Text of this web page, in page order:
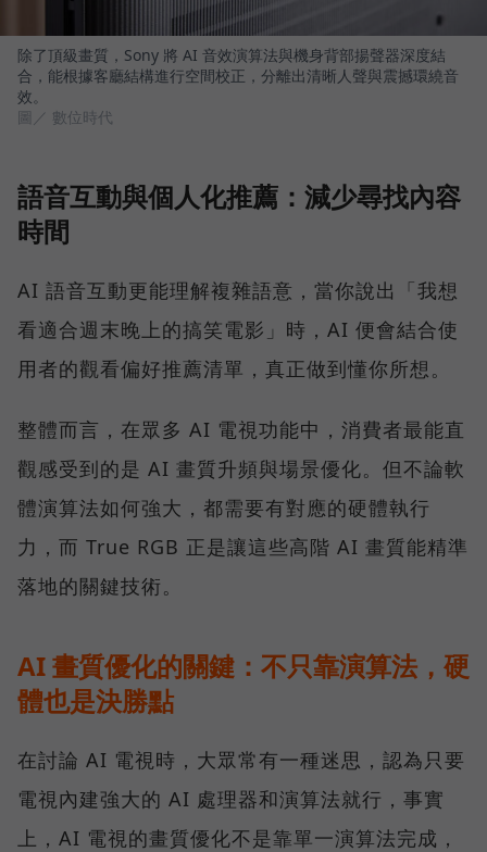
除了頂級畫質，Sony 將 AI 音效演算法與機身背部揚聲器深度結
合，能根據客廳結構進行空間校正，分離出清晰人聲與震撼環繞音
效。
圖／ 數位時代
語音互動與個人化推薦：減少尋找內容
時間
AI 語音互動更能理解複雜語意，當你說出「我想
看適合週末晚上的搞笑電影」時，AI 便會結合使
用者的觀看偏好推薦清單，真正做到懂你所想。
整體而言，在眾多 AI 電視功能中，消費者最能直
觀感受到的是 AI 畫質升頻與場景優化。但不論軟
體演算法如何強大，都需要有對應的硬體執行
力，而 True RGB 正是讓這些高階 AI 畫質能精準
落地的關鍵技術。
AI 畫質優化的關鍵：不只靠演算法，硬
體也是決勝點
在討論 AI 電視時，大眾常有一種迷思，認為只要
電視內建強大的 AI 處理器和演算法就行，事實
上，AI 電視的畫質優化不是靠單一演算法完成，